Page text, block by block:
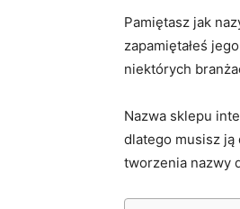
Pamiętasz jak
zapamiętałeś
niektórych
Nazwa sklepu
dlatego musisz ją
tworzenia nazwy